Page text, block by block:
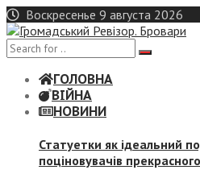
Skip
to
content
Воскресенье 9 августа 2026
ГОЛОВНА
ВІЙНА
НОВИНИ
Статуетки як ідеальний
поціновувачів прекрасного